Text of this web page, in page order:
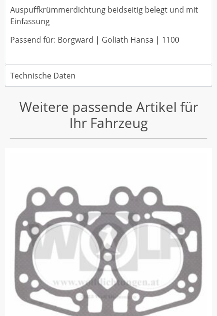
Auspuffkrümmerdichtung beidseitig belegt und mit
Einfassung
Passend für: Borgward | Goliath Hansa | 1100
Technische Daten
Weitere passende Artikel für
Ihr Fahrzeug